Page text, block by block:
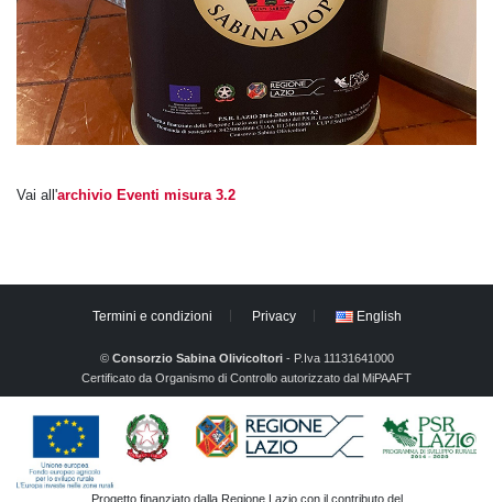
Vai all'archivio Eventi misura 3.2
© Consorzio Sabina Olivicoltori- P.Iva 11131641000
Certificato da Organismo di Controllo autorizzato dal MiPAAFT
Termini e condizioni Privacy English
Progetto finanziato dalla Regione Lazio con il contributo del